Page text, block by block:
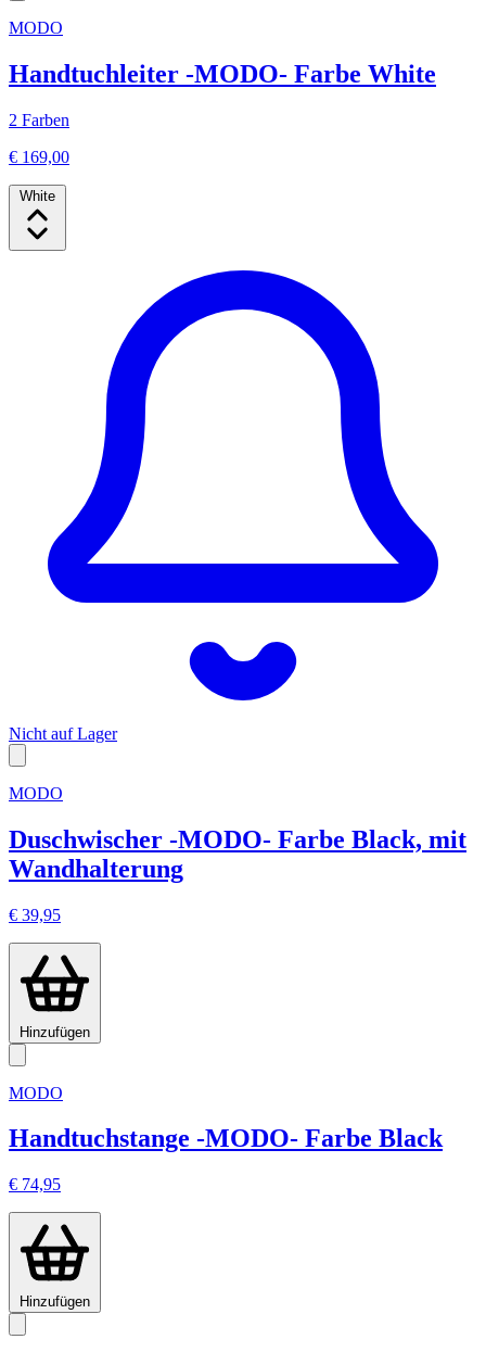
MODO
Handtuchleiter -MODO- Farbe White
2 Farben
€ 169,00
White
Nicht auf Lager
MODO
Duschwischer -MODO- Farbe Black, mit
Wandhalterung
€ 39,95
Hinzufügen
MODO
Handtuchstange -MODO- Farbe Black
€ 74,95
Hinzufügen